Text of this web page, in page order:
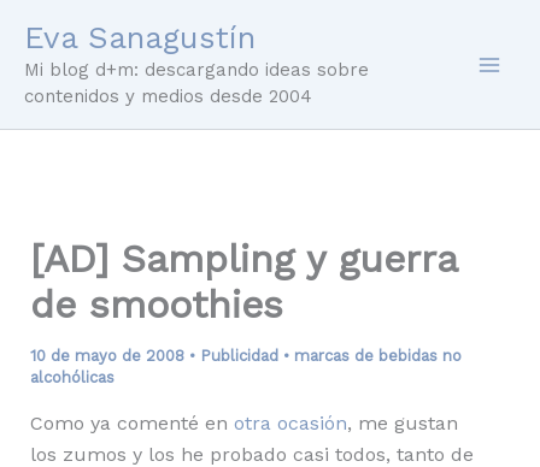
contenido
Eva Sanagustín
Mi blog d+m: descargando ideas sobre
contenidos y medios desde 2004
[AD] Sampling y guerra
de smoothies
10 de mayo de 2008 • Publicidad • marcas de bebidas no
alcohólicas
Como ya comenté en otra ocasión, me gustan
los zumos y los he probado casi todos, tanto de